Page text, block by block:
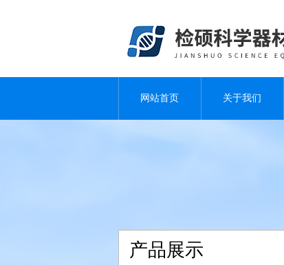
网站首页 关于我们
产品展示